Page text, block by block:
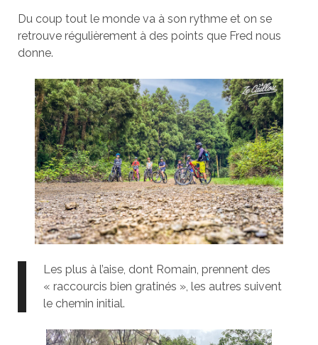
Du coup tout le monde va à son rythme et on se
retrouve régulièrement à des points que Fred nous
donne.
Les plus à l’aise, dont Romain, prennent des
« raccourcis bien gratinés », les autres suivent
le chemin initial.